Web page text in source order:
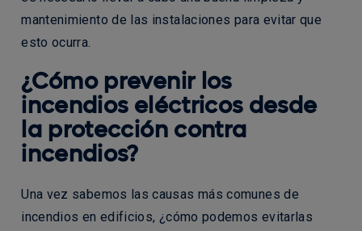
mantenimiento de las instalaciones para evitar que
esto ocurra.
¿Cómo prevenir los
incendios eléctricos desde
la protección contra
incendios?
Una vez sabemos las causas más comunes de
incendios en edificios, ¿cómo podemos evitarlas